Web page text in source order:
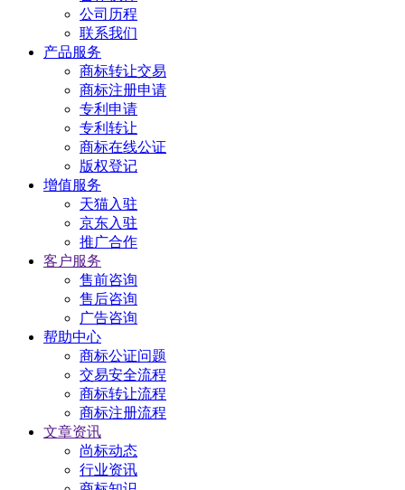
公司历程
联系我们
产品服务
商标转让交易
商标注册申请
专利申请
专利转让
商标在线公证
版权登记
增值服务
天猫入驻
京东入驻
推广合作
客户服务
售前咨询
售后咨询
广告咨询
帮助中心
商标公证问题
交易安全流程
商标转让流程
商标注册流程
文章资讯
尚标动态
行业资讯